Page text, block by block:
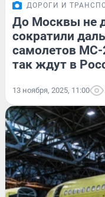
ДОРОГИ И
До Москвы не
сократили
самолетов МС-
так ждут в
13 ноября, 2025, 11:00